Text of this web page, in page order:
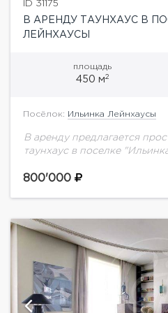
ID 31175
В АРЕНДУ ТАУНХАУС В
ЛЕЙНХАУСЫ
площадь
450 м2
Посёлок: Ильинка Лейнхаусы
В аренду предлагается
таунхаус в поселке
с хамамом и с/у1 этаж:
800'000